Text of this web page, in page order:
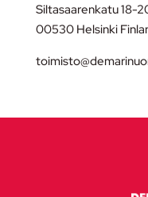
Siltasaarenkatu 18-
00530 Helsinki